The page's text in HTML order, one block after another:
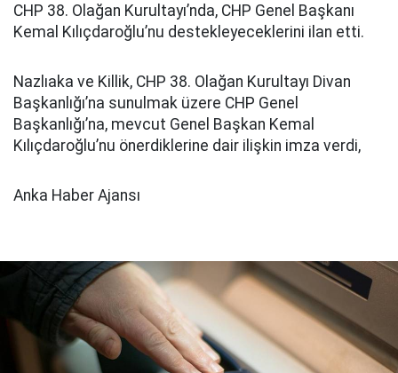
CHP 38. Olağan Kurultayı’nda, CHP Genel Başkanı
Kemal Kılıçdaroğlu’nu destekleyeceklerini ilan etti.
Nazlıaka ve Killik, CHP 38. Olağan Kurultayı Divan
Başkanlığı’na sunulmak üzere CHP Genel
Başkanlığı’na, mevcut Genel Başkan Kemal
Kılıçdaroğlu’nu önerdiklerine dair ilişkin imza verdi,
Anka Haber Ajansı